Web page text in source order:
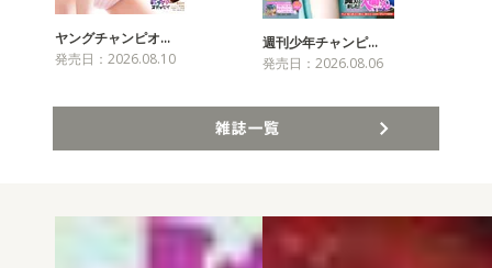
ヤングチャンピオ…
発売日：2026.08.10
週刊少年チャンピ…
発売日：2026.08.06